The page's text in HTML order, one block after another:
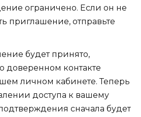
ограничено. Если он не
приглашение, отправьте
будет принято,
доверенном контакте
личном кабинете. Теперь
доступа к вашему
сначала будет